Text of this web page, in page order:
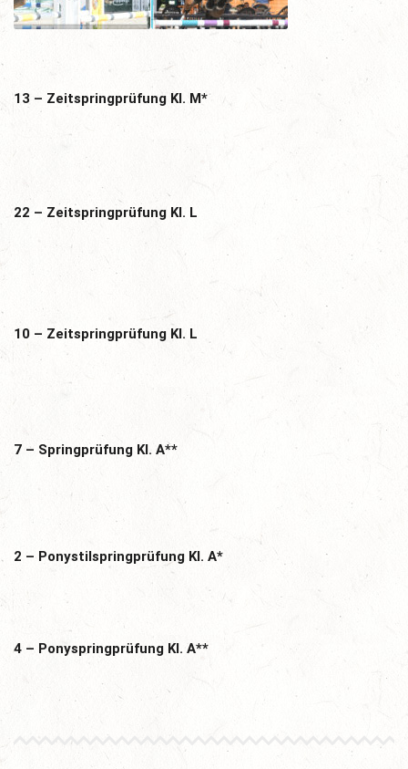
13 – Zeitspringprüfung Kl. M*
22 – Zeitspringprüfung Kl. L
10 – Zeitspringprüfung Kl. L
7 – Springprüfung Kl. A**
2 – Ponystilspringprüfung Kl. A*
4 – Ponyspringprüfung Kl. A**